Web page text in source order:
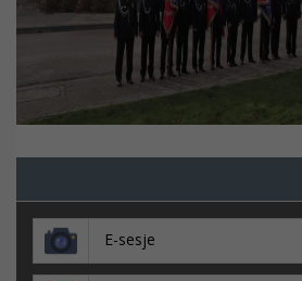
E-sesje